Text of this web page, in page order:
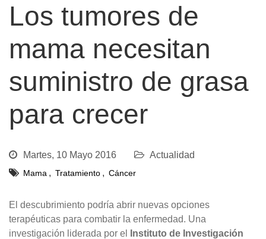
Los tumores de
mama necesitan
suministro de grasa
para crecer
Martes, 10 Mayo 2016 Actualidad
Mama , Tratamiento , Cáncer
El descubrimiento podría abrir nuevas opciones
terapéuticas para combatir la enfermedad. Una
investigación liderada por el
Instituto de Investigación